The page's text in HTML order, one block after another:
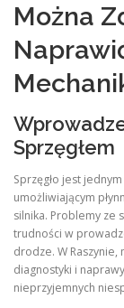
Można
Sprzęgłem
Sprzęgło jest
umożliwiającym
silnika. Problemy ze
trudności w
drodze. W
diagnostyki i
nieprzyjemnych